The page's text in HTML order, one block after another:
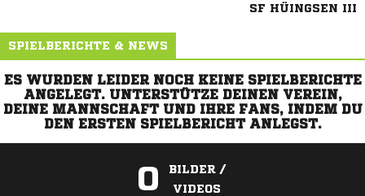
SF HÜINGSEN III
SPIELBERICHTE & NEWS
ES WURDEN LEIDER NOCH KEINE SPIELBERICHTE
ANGELEGT. UNTERSTÜTZE DEINEN VEREIN,
DEINE MANNSCHAFT UND IHRE FANS, INDEM DU
DEN ERSTEN SPIELBERICHT ANLEGST.
0
BILDER /
VIDEOS